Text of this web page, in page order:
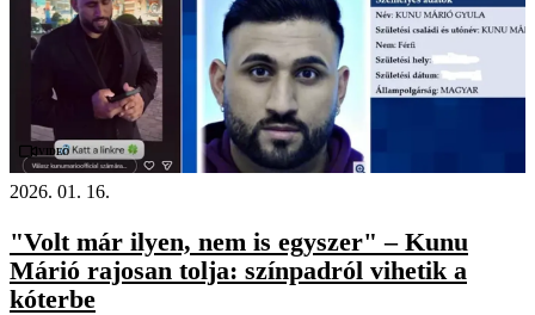
Videó
2026. 01. 16.
"Volt már ilyen, nem is egyszer" – Kunu
Márió rajosan tolja: színpadról vihetik a
kóterbe